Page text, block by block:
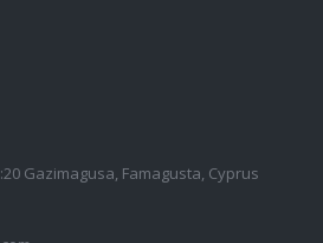
Gazimagusa, Famagusta, Cyprus